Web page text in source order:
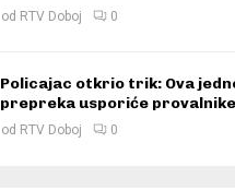
od RTV Doboj 0
Policajac otkrio trik: Ova
prepreka usporiće provalnike
od RTV Doboj 0